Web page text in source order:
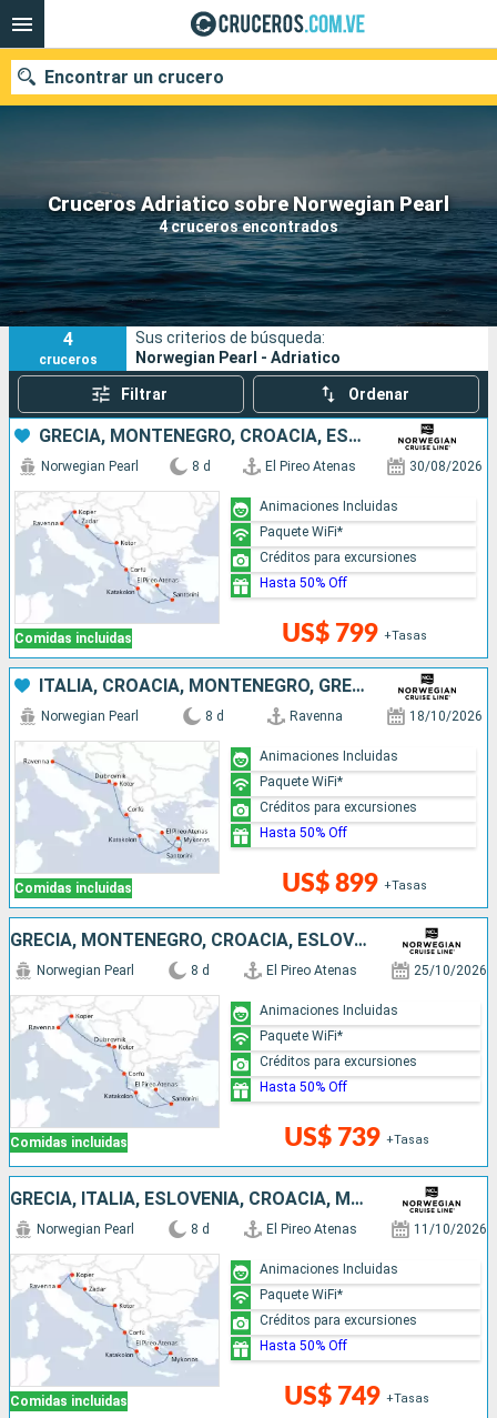
Cruceros Adriatico sobre Norwegian Pearl
4 cruceros encontrados
Encontrar un crucero
Nuestros destinos
Fecha de salida
Puertos Compañías
Buscar
4
cruceros
Sus criterios de búsqueda:
Norwegian Pearl - Adriatico
Filtrar Ordenar
GRECIA, MONTENEGRO, CROACIA, ESLOVENIA, ITALIA
Comidas incluidas
Norwegian Pearl 8 d El Pireo Atenas 30/08/2026
US$ 799 +Tasas
Animaciones Incluidas
Paquete WiFi*
Créditos para excursiones
Hasta 50% Off
ITALIA, CROACIA, MONTENEGRO, GRECIA
Comidas incluidas
Norwegian Pearl 8 d Ravenna 18/10/2026
US$ 899 +Tasas
Animaciones Incluidas
Paquete WiFi*
Créditos para excursiones
Hasta 50% Off
GRECIA, MONTENEGRO, CROACIA, ESLOVENIA, ITALIA
Comidas incluidas
Norwegian Pearl 8 d El Pireo Atenas 25/10/2026
US$ 739 +Tasas
Animaciones Incluidas
Paquete WiFi*
Créditos para excursiones
Hasta 50% Off
GRECIA, ITALIA, ESLOVENIA, CROACIA, MONTENEGRO
Comidas incluidas
Norwegian Pearl 8 d El Pireo Atenas 11/10/2026
US$ 749 +Tasas
Animaciones Incluidas
Paquete WiFi*
Créditos para excursiones
Hasta 50% Off